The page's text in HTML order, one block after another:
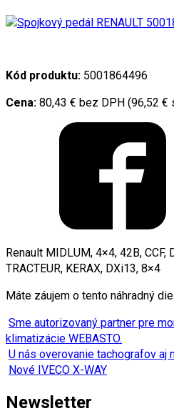
Kód produktu: 5001864496
Cena: 80,43 € bez DPH (96,52 €
Renault MIDLUM, 4×4, 42B, CCF,
TRACTEUR, KERAX, DXi13, 8×4
Máte záujem o tento náhradný
Sme autorizovaný partner pre
klimatizácie WEBASTO.
U nás overovanie tachografov aj
Nové IVECO X-WAY
Newsletter